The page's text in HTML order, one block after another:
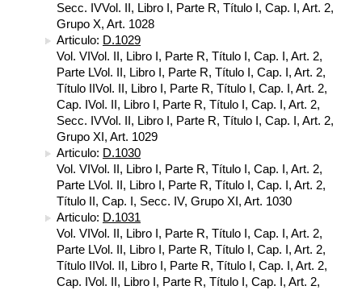
Secc. IVVol. II, Libro I, Parte R, Título I, Cap. I, Art. 2,
Grupo X, Art. 1028
Articulo: D.1029
Vol. VIVol. II, Libro I, Parte R, Título I, Cap. I, Art. 2,
Parte LVol. II, Libro I, Parte R, Título I, Cap. I, Art. 2,
Título IIVol. II, Libro I, Parte R, Título I, Cap. I, Art. 2,
Cap. IVol. II, Libro I, Parte R, Título I, Cap. I, Art. 2,
Secc. IVVol. II, Libro I, Parte R, Título I, Cap. I, Art. 2,
Grupo XI, Art. 1029
Articulo: D.1030
Vol. VIVol. II, Libro I, Parte R, Título I, Cap. I, Art. 2,
Parte LVol. II, Libro I, Parte R, Título I, Cap. I, Art. 2,
Título II, Cap. I, Secc. IV, Grupo XI, Art. 1030
Articulo: D.1031
Vol. VIVol. II, Libro I, Parte R, Título I, Cap. I, Art. 2,
Parte LVol. II, Libro I, Parte R, Título I, Cap. I, Art. 2,
Título IIVol. II, Libro I, Parte R, Título I, Cap. I, Art. 2,
Cap. IVol. II, Libro I, Parte R, Título I, Cap. I, Art. 2,